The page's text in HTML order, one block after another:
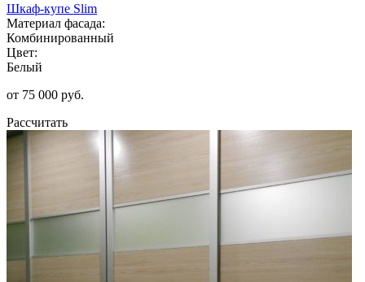
Шкаф-купе Slim
Материал фасада:
Комбинированный
Цвет:
Белый
от 75 000 руб.
Рассчитать